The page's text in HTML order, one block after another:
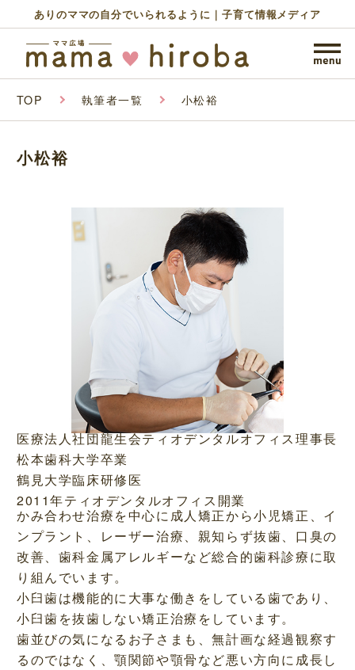
ありのママの自分でいられるように｜子育て情報メディア
TOP 執筆者一覧 小松裕
小松裕
医療法人社団龍生会ティオデンタルオフィス理事長
松本歯科大学卒業
鶴見大学臨床研修医
2011年ティオデンタルオフィス開業
かみ合わせ治療を中心に成人矯正から小児矯正、イ
ンプラント、レーザー治療、親知らず抜歯、口臭の
改善、歯科金属アレルギーなど総合的歯科診療に取
り組んでいます。
小臼歯は機能的に大事な働きをしている歯であり、
小臼歯を抜歯しない矯正治療をしています。
歯並びの気になるお子さまも、無計画な経過観察す
るのではなく、顎関節や顎骨など悪い方向に成長し